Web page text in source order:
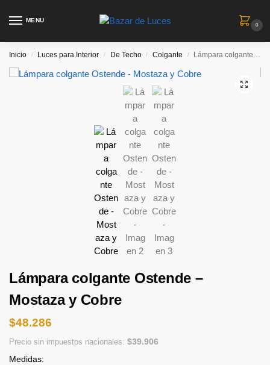
MENU
0
Inicio / Luces para Interior / De Techo / Colgante / Lámpara colgante Ostende – Mostaza y Cobre
Lámpara colgante Ostende –
Mostaza y Cobre
$48.286
Precio sin impuestos nacionales: $39.906
Medidas: